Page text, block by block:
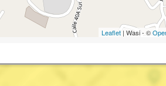
Leaflet | Wasi - ©